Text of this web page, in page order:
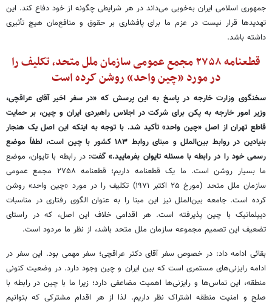
جمهوری اسلامی ایران به‌خوبی می‌داند در هر شرایطی چگونه از خود دفاع کند. این
تهدیدها قرار نیست در عزم ما برای پافشاری بر حقوق و منافع‌مان هیچ تأثیری
داشته باشد.
قطعنامه ۲۷۵۸ مجمع عمومی سازمان ملل متحد، تکلیف را
در مورد «چین واحد» روشن کرده است
سخنگوی وزارت خارجه در پاسخ به این پرسش که «در سفر اخیر آقای عراقچی،
وزیر امور خارجه به پکن برای شرکت در اجلاس راهبردی ایران و چین، بر حمایت
قاطع تهران از اصل «چین واحد» تأکید شد. با توجه به اینکه این اصل یک هنجار
بنیادین در روابط بین‌الملل و مبنای روابط ۱۸۳ کشور با چین است، لطفاً موضع
رسمی خود را در رابطه با مسئله تایوان بفرمایید.» گفت: در رابطه با تایوان، موضع
ما بسیار روشن است. ما یک قطعنامه داریم؛ قطعنامه ۲۷۵۸ مجمع عمومی
سازمان ملل متحد (مورخ ۲۵ اکتبر ۱۹۷۱) تکلیف را در مورد «چین واحد» روشن
کرده است. جامعه بین‌الملل نیز این مبنا را به عنوان الگوی رفتاری در مناسبات
دیپلماتیک با چین پذیرفته است. هر اقدامی خلاف این اصل، که در راستای
تضعیف این تصمیم مجموعه سازمان ملل متحد باشد، از نظر ما مردود است.
بقائی ادامه داد: در خصوص سفر آقای دکتر عراقچی؛ سفر مهمی بود. این سفر در
ادامه رایزنی‌های مستمری است که بین ایران و چین وجود دارد. در وضعیت کنونی
منطقه، این تماس‌ها و رایزنی‌ها اهمیت مضاعفی دارد؛ زیرا ما با چین در رابطه با
صلح و امنیت منطقه اشتراک نظر داریم. لذا از هر اقدام مشترکی که بتوانیم